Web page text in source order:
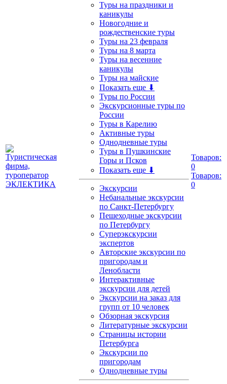
Туры на праздники и
каникулы
Новогодние и
рождественские туры
Туры на 23 февраля
Туры на 8 марта
Туры на весенние
каникулы
Туры на майские
Показать еще ⬇
Туры по России
Экскурсионные туры по
России
Туры в Карелию
Активные туры
Однодневные туры
Туры в Пушкинские
Горы и Псков
Показать еще ⬇
Экскурсии
Небанальные экскурсии
по Санкт-Петербургу
Пешеходные экскурсии
по Петербургу
Суперэкскурсии
экспертов
Авторские экскурсии по
пригородам и
Ленобласти
Интерактивные
экскурсии для детей
Экскурсии на заказ для
групп от 10 человек
Обзорная экскурсия
Литературные экскурсии
Страницы истории
Петербурга
Экскурсии по
пригородам
Однодневные туры
Товаров:
0
Товаров:
0